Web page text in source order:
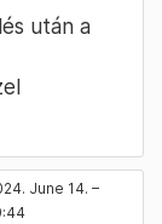
után a
June 14. –